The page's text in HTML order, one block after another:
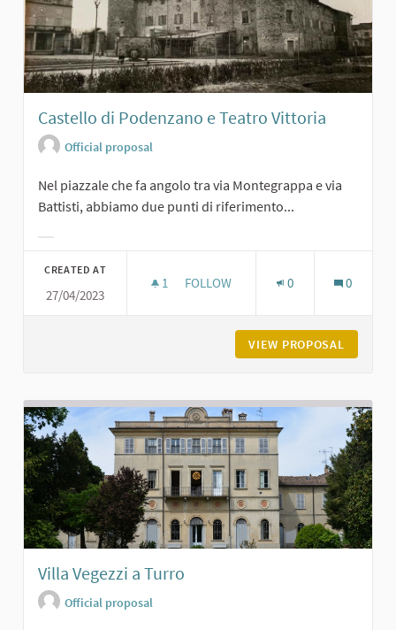
Castello di Podenzano e Teatro Vittoria
Official proposal
Nel piazzale che fa angolo tra via Montegrappa e via
Battisti, abbiamo due punti di riferimento...
CREATED AT
27/04/2023
1 1 FOLLOWER
FOLLOW 0 0
VIEW PROPOSAL
Villa Vegezzi a Turro
Official proposal